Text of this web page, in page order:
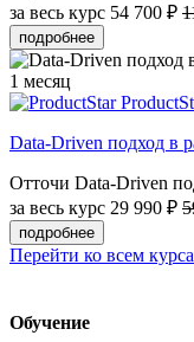
за весь курс 54 700 ₽
подробнее
1 месяц
Data-Driven подход в
Отточи Data-Driven
за весь курс 29 990 ₽
подробнее
Перейти ко всем
Обучение